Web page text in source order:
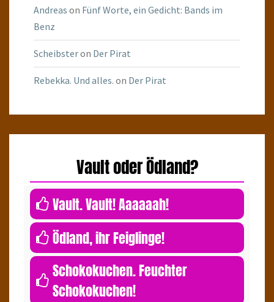
Andreas on Fünf Worte, ein Gedicht: Bands im
Benz
Scheibsteron Der Pirat
Rebekka. Und alles. on Der Pirat
Vault oder Ödland?
Vault. Vault! Aaaaaah!
Ödland, ihr Feiglinge!
Schokokuchen. Feuchter
Schokokuchen!